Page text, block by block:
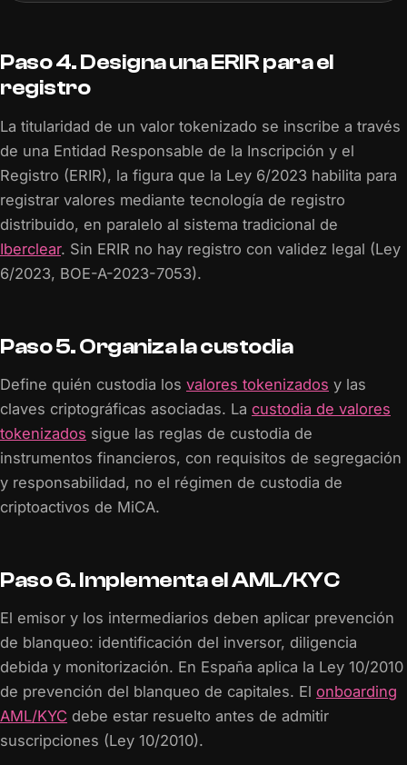
Paso 4. Designa una ERIR para el
registro
La titularidad de un valor tokenizado se inscribe a través
de una Entidad Responsable de la Inscripción y el
Registro (ERIR), la figura que la Ley 6/2023 habilita para
registrar valores mediante tecnología de registro
distribuido, en paralelo al sistema tradicional de
Iberclear. Sin ERIR no hay registro con validez legal (Ley
6/2023, BOE-A-2023-7053).
Paso 5. Organiza la custodia
Define quién custodia los valores tokenizados y las
claves criptográficas asociadas. La custodia de valores
tokenizados sigue las reglas de custodia de
instrumentos financieros, con requisitos de segregación
y responsabilidad, no el régimen de custodia de
criptoactivos de MiCA.
Paso 6. Implementa el AML/KYC
El emisor y los intermediarios deben aplicar prevención
de blanqueo: identificación del inversor, diligencia
debida y monitorización. En España aplica la Ley 10/2010
de prevención del blanqueo de capitales. El onboarding
AML/KYC debe estar resuelto antes de admitir
suscripciones (Ley 10/2010).